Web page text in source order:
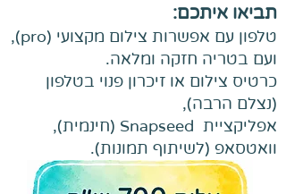
תביאו איתכם:
טלפון עם אפשרות צילום מקצועי (pro),
ועם בטריה חזקה ומלאה.
כרטיס צילום או זיכרון פנוי בטלפון
(נצלם הרבה),
אפליקציית Snapseed (חינמית),
וואטסאפ (לשיתוף תמונות).